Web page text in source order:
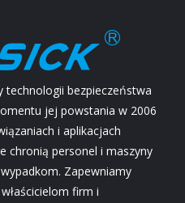
technologii bezpieczeństwa
jej powstania w 2006
i aplikacjach
chronią personel i maszyny
Zapewniamy
firm i